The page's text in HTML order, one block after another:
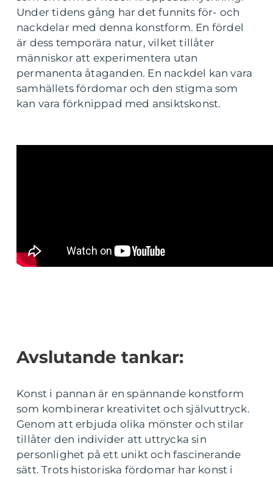
Under tidens gång har det funnits för- och
nackdelar med denna konstform. En fördel
är dess temporära natur, vilket tillåter
människor att experimentera utan
permanenta åtaganden. En nackdel kan vara
samhällets fördomar och den stigma som
kan vara förknippad med ansiktskonst.
Avslutande tankar:
Konst i pannan är en spännande konstform
som kombinerar kreativitet och självuttryck.
Genom att erbjuda olika mönster och stilar
tillåter den individer att uttrycka sin
personlighet på ett unikt och fascinerande
sätt. Trots historiska fördomar har konst i